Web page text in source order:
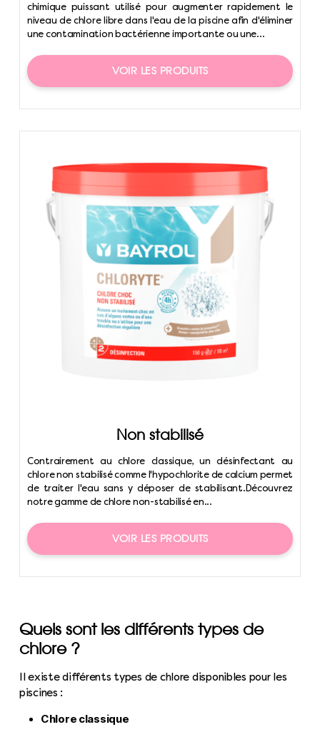
chimique puissant utilisé pour augmenter rapidement le
niveau de chlore libre dans l'eau de la piscine afin d'éliminer
une contamination bactérienne importante ou une...
VOIR LES PRODUITS
Non stabilisé
Contrairement au chlore classique, un désinfectant au
chlore non stabilisé comme l'hypochlorite de calcium permet
de traiter l'eau sans y déposer de stabilisant.Découvrez
notre gamme de chlore non-stabilisé en...
VOIR LES PRODUITS
Quels sont les différents types de
chlore ?
Il existe différents types de chlore disponibles pour les
piscines :
Chlore classique